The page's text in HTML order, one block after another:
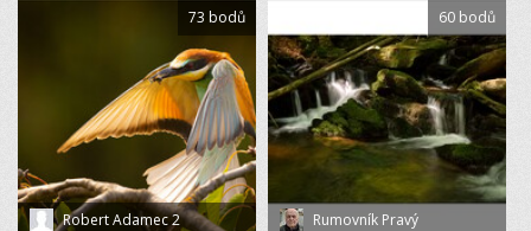
Robert Adamec 2
73 bodů
Rumovník Pravý
60 bodů